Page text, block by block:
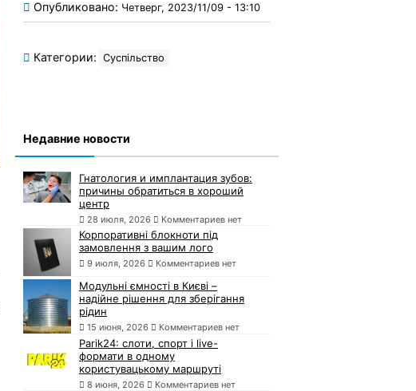
Опубликовано: Четверг, 2023/11/09 - 13:10
Категории: Суспільство
Недавние новости
Гнатология и имплантация зубов:
причины обратиться в хороший
центр
28 июля, 2026 Комментариев нет
Корпоративні блокноти під
замовлення з вашим лого
9 июля, 2026 Комментариев нет
Модульні ємності в Києві –
надійне рішення для зберігання
рідин
15 июня, 2026 Комментариев нет
Parik24: слоти, спорт і live-
формати в одному
користувацькому маршруті
8 июня, 2026 Комментариев нет